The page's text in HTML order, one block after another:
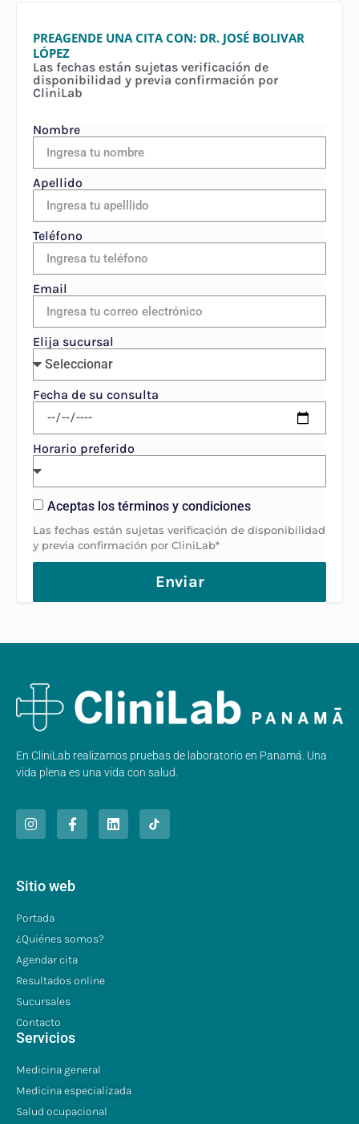
PREAGENDE UNA CITA CON: DR. JOSÉ BOLIVAR
LÓPEZ
Las fechas están sujetas verificación de
disponibilidad y previa confirmación por
CliniLab
Nombre
Apellido
Teléfono
Email
Elija sucursal
Fecha de su consulta
Horario preferido
Aceptas los términos y condiciones
Las fechas están sujetas verificación de disponibilidad
y previa confirmación por CliniLab*
Enviar
En CliniLab realizamos pruebas de laboratorio en Panamá. Una
vida plena es una vida con salud.
Sitio web
Portada
¿Quiénes somos?
Agendar cita
Resultados online
Sucursales
Contacto
Servicios
Medicina general
Medicina especializada
Salud ocupacional